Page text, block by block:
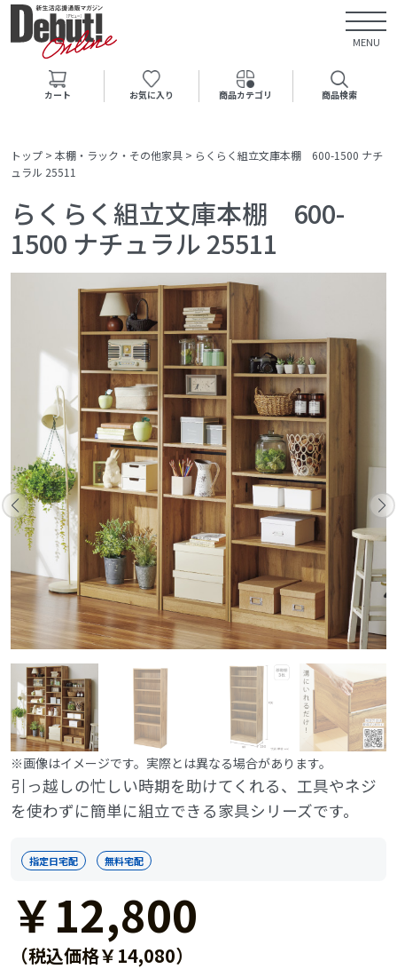
MENU
カート お気に入り 商品カテゴリ 商品検索
トップ > 本棚・ラック・その他家具 > らくらく組立文庫本棚 600-1500 ナチ
ュラル 25511
らくらく組立文庫本棚 600-
1500 ナチュラル 25511
※画像はイメージです。実際とは異なる場合があります。
引っ越しの忙しい時期を助けてくれる、工具やネジ
を使わずに簡単に組立できる家具シリーズです。
指定日宅配 無料宅配
￥12,800
（税込価格￥14,080）